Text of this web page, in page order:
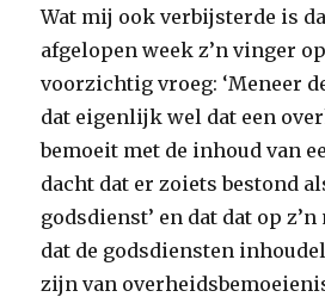
Wat mij ook verbijsterde is
afgelopen week z’n vinger
voorzichtig vroeg: ‘Meneer
dat eigenlijk wel dat een
bemoeit met de inhoud van
dacht dat er zoiets bestond
godsdienst’ en dat dat op
dat de godsdiensten
zijn van